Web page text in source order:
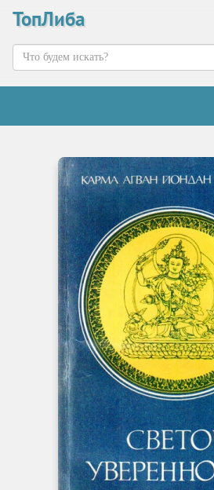
ТопЛиба